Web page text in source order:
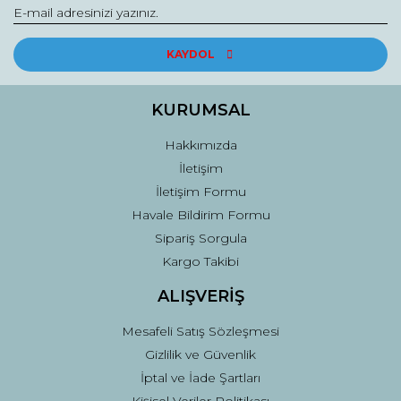
Ürün resmi kalitesiz, bozuk veya görüntülenemiyor.
Ürün açıklamasında eksik bilgiler bulunuyor.
Ürün fiyatı diğer sitelerden daha pahalı.
Gönder
KAYDOL
KURUMSAL
Hakkımızda
İletişim
İletişim Formu
Havale Bildirim Formu
Sipariş Sorgula
Kargo Takibi
ALIŞVERİŞ
Mesafeli Satış Sözleşmesi
Gizlilik ve Güvenlik
İptal ve İade Şartları